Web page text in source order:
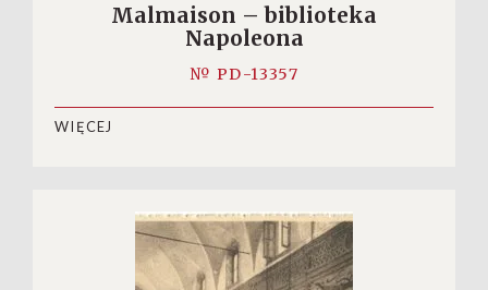
Malmaison – biblioteka
Napoleona
№ PD-13357
WIĘCEJ